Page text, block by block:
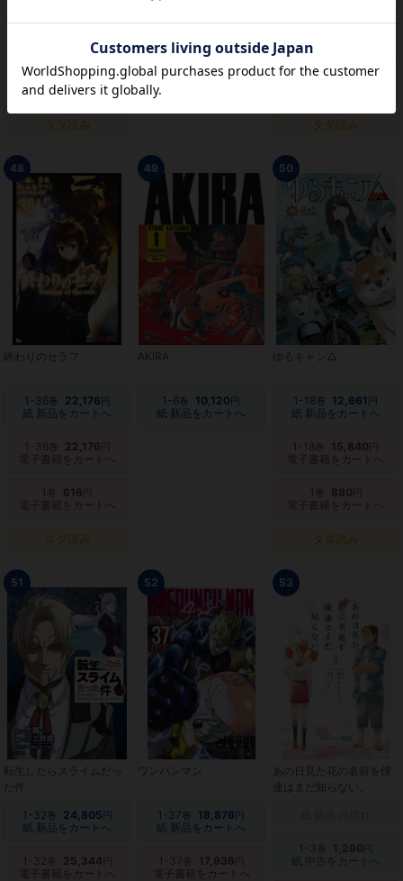
電子書籍をカートへ
1 巻 726円
電子書籍をカートへ
タダ読み
電子書籍をカートへ
1巻 459円
タダ読み
48
終わりのセラフ
1-36巻 22,176 円
紙 新品をカートへ
1-36 巻 22,176
電子書籍をカートへ
1 巻 616
電子書籍をカートへ
タダ読み
49
AKIRA
1-6巻 10,120 円
紙 新品をカートへ
50
ゆるキャン△
1-18巻 12,661 円
紙 新品をカートへ
1-18 巻 15,840
電子書籍をカートへ
1 巻 880
電子書籍をカートへ
タダ読み
51
転生したらスライムだっ
た件
1-32巻 24,805 円
紙 新品をカートへ
1-32 巻 25,344
電子書籍をカートへ
52
ワンパンマン
1-37巻 18,876 円
紙 新品をカートへ
1-37 巻 17,936
電子書籍をカートへ
53
あの日見た花の名前を僕
達はまだ知らない。
1-3 1,280
紙 中古をカートへ